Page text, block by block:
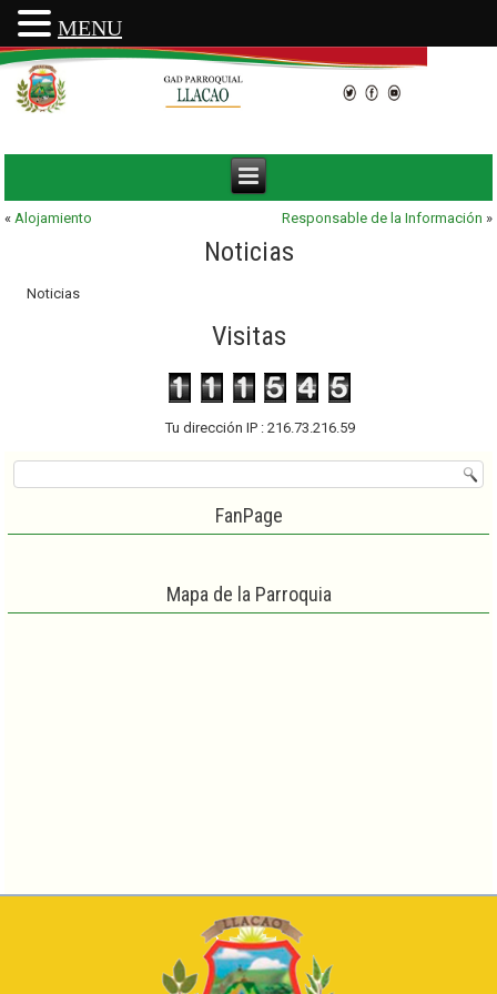
« Alojamiento Responsable de la Información »
Noticias
Noticias
Visitas
Tu dirección IP : 216.73.216.59
FanPage
Mapa de la Parroquia
MENU